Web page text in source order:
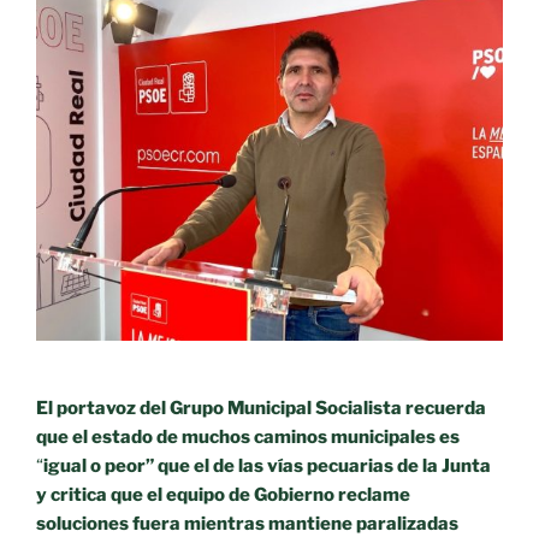
El portavoz del Grupo Municipal Socialista recuerda
que el estado de muchos caminos municipales es
“igual o peor” que el de las vías pecuarias de la Junta
y critica que el equipo de Gobierno reclame
soluciones fuera mientras mantiene paralizadas